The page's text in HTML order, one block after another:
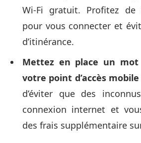
Wi-Fi gratuit. Profitez de
pour vous connecter et
d’itinérance.
Mettez en place un mot
votre point d’accès mobile
d’éviter que des
connexion internet et
des frais supplémentaire